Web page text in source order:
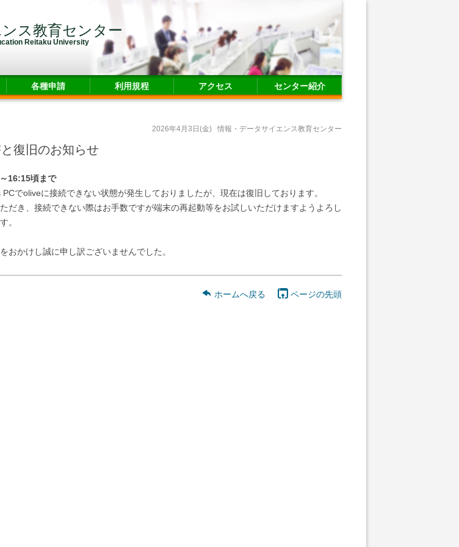
ス教育センター
Reitaku University
各種申請 利用規程 アクセス センター紹介
2026年4月3日(金) 情報・データサイエンス教育センター
復旧のお知らせ
16:15頃まで
でoliveに接続できない状態が発生しておりましたが、現在は復旧しております。
だき、接続できない際はお手数ですが端末の再起動等をお試しいただけますようよろし
。
おかけし誠に申し訳ございませんでした。
ページの先頭
ホームへ戻る